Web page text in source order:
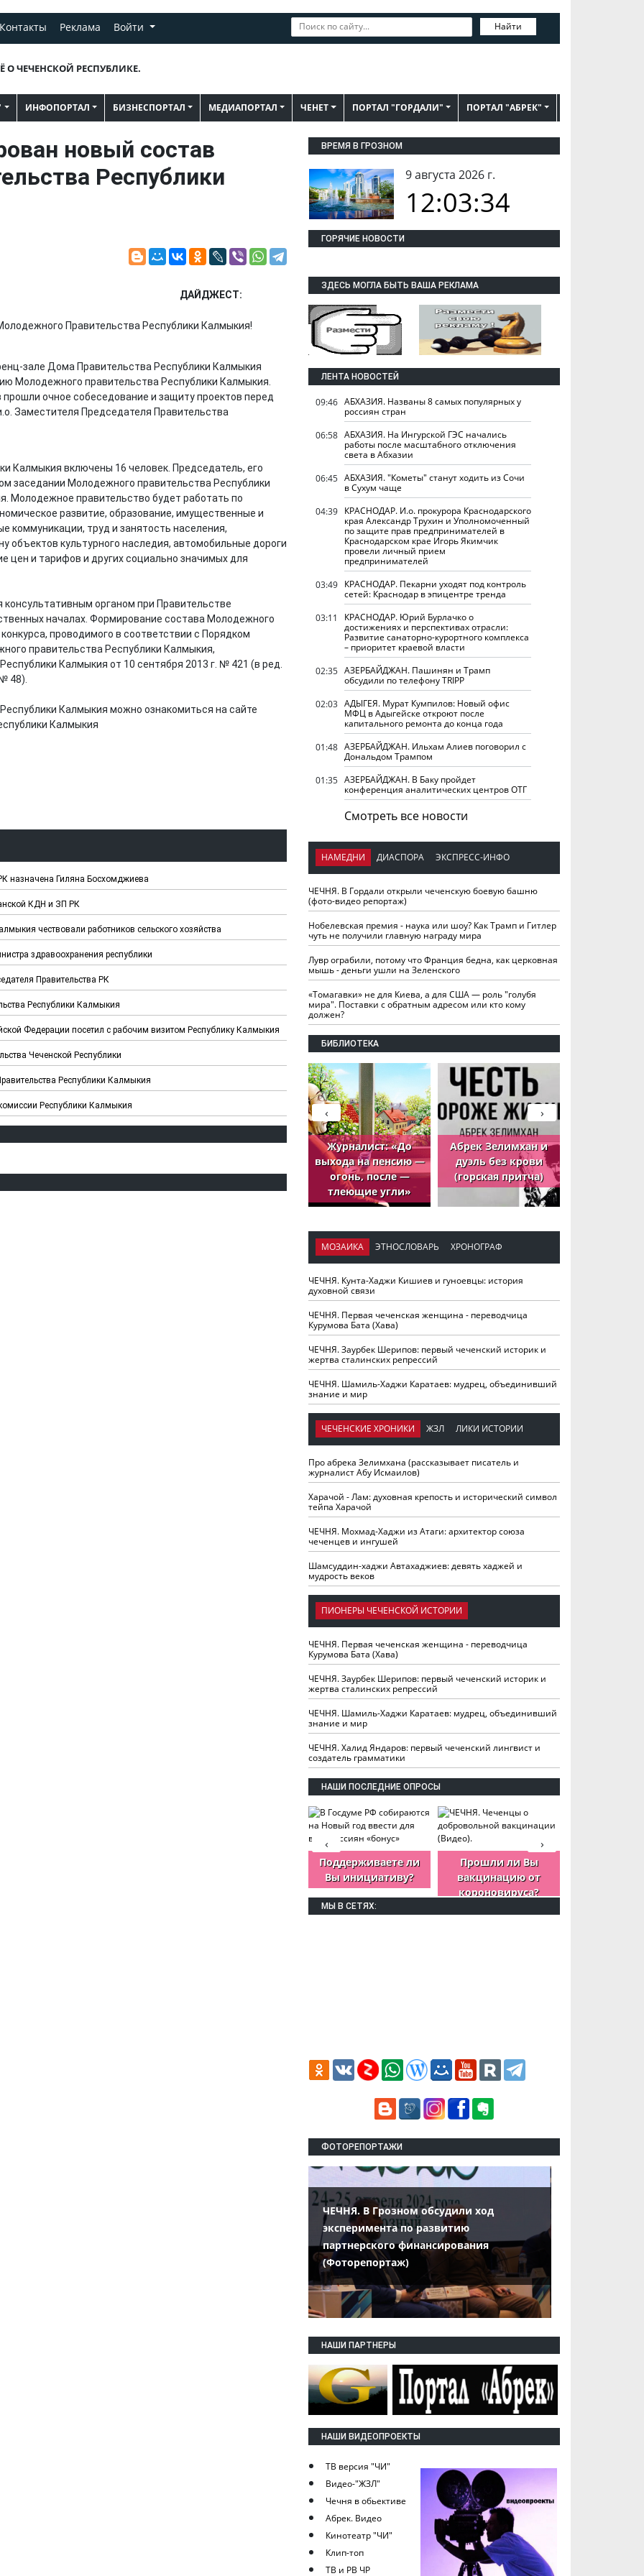
Контакты Реклама Войти Найти
О ЧЕЧЕНСКОЙ РЕСПУБЛИКЕ.
ИНФОПОРТАЛ БИЗНЕСПОРТАЛ МЕДИАПОРТАЛ ЧЕНЕТ ПОРТАЛ "ГОРДАЛИ" ПОРТАЛ "АБРЕК"
новый состав
Республики
ДАЙДЖЕСТ:
зале Дома Правительства Республики Калмыкия
Молодежного правительства Республики Калмыкия.
очное собеседование и защиту проектов перед
Заместителя Председателя Правительства
Калмыкия включены 16 человек. Председатель, его
заседании Молодежного правительства Республики
Молодежное правительство будет работать по
развитие, образование, имущественные и
труд и занятость населения,
объектов культурного наследия, автомобильные дороги
цен и тарифов и других социально значимых для
органом при Правительстве
началах. Формирование состава Молодежного
проводимого в соответствии с Порядком
правительства Республики Калмыкия,
Калмыкия от 10 сентября 2013 г. № 421 (в ред.
48).
Калмыкия можно ознакомиться на сайте
Калмыкия
назначена Гиляна Босхомджиева
КДН и ЗП РК
чествовали работников сельского хозяйства
здравоохранения республики
Правительства РК
Республики Калмыкия
Федерации посетил с рабочим визитом Республику Калмыкия
Чеченской Республики
Республики Калмыкия
Республики Калмыкия
ВРЕМЯ В ГРОЗНОМ
9 августа 2026 г.
12:03:35
ГОРЯЧИЕ НОВОСТИ
ЗДЕСЬ МОГЛА БЫТЬ ВАША РЕКЛАМА
ЛЕНТА НОВОСТЕЙ
09:46 АБХАЗИЯ. Названы 8 самых популярных у
россиян стран
06:58 АБХАЗИЯ. На Ингурской ГЭС начались
работы после масштабного отключения
света в Абхазии
06:45 АБХАЗИЯ. "Кометы" станут ходить из Сочи
в Сухум чаще
04:39 КРАСНОДАР. И.о. прокурора Краснодарского
края Александр Трухин и Уполномоченный
по защите прав предпринимателей в
Краснодарском крае Игорь Якимчик
провели личный прием
предпринимателей
03:49 КРАСНОДАР. Пекарни уходят под контроль
сетей: Краснодар в эпицентре тренда
03:11
КРАСНОДАР. Юрий Бурлачко о
достижениях и перспективах отрасли:
Развитие санаторно-курортного комплекса
– приоритет краевой власти
02:35 АЗЕРБАЙДЖАН. Пашинян и Трамп
обсудили по телефону TRIPP
02:03 АДЫГЕЯ. Мурат Кумпилов: Новый офис
МФЦ в Адыгейске откроют после
капитального ремонта до конца года
01:48 АЗЕРБАЙДЖАН. Ильхам Алиев поговорил с
Дональдом Трампом
01:35 АЗЕРБАЙДЖАН. В Баку пройдет
конференция аналитических центров ОТГ
Смотреть все новости
НАМЕДНИ ДИАСПОРА ЭКСПРЕСС-ИНФО
ЧЕЧНЯ. В Гордали открыли чеченскую боевую башню
(фото-видео репортаж)
Нобелевская премия - наука или шоу? Как Трамп и Гитлер
чуть не получили главную награду мира
Лувр ограбили, потому что Франция бедна, как церковная
мышь - деньги ушли на Зеленского
«Томагавки» не для Киева, а для США — роль "голубя
мира". Поставки с обратным адресом или кто кому
должен?
БИБЛИОТЕКА
ЧЕЧНЯ. Обарг Варин
ЧЕЧНЯ. Хьаьжин
Журналист: «До
выхода на пенсию —
огонь, после —
тлеющие угли»
Абрек Зелимхан и
дуэль без крови
(горская притча)
›
‹
МОЗАИКА ЭТНОСЛОВАРЬ ХРОНОГРАФ
ЧЕЧНЯ. Кунта-Хаджи Кишиев и гуноевцы: история
духовной связи
ЧЕЧНЯ. Первая чеченская женщина - переводчица
Курумова Бата (Хава)
ЧЕЧНЯ. Заурбек Шерипов: первый чеченский историк и
жертва сталинских репрессий
ЧЕЧНЯ. Шамиль-Хаджи Каратаев: мудрец, объединивший
знание и мир
ЧЕЧЕНСКИЕ ХРОНИКИ ЖЗЛ ЛИКИ ИСТОРИИ
Про абрека Зелимхана (рассказывает писатель и
журналист Абу Исмаилов)
Харачой - Лам: духовная крепость и исторический символ
тейпа Харачой
ЧЕЧНЯ. Мохмад-Хаджи из Атаги: архитектор союза
чеченцев и ингушей
Шамсуддин-хаджи Автахаджиев: девять хаджей и
мудрость веков
ПИОНЕРЫ ЧЕЧЕНСКОЙ ИСТОРИИ
ЧЕЧНЯ. Первая чеченская женщина - переводчица
Курумова Бата (Хава)
ЧЕЧНЯ. Заурбек Шерипов: первый чеченский историк и
жертва сталинских репрессий
ЧЕЧНЯ. Шамиль-Хаджи Каратаев: мудрец, объединивший
знание и мир
ЧЕЧНЯ. Халид Яндаров: первый чеченский лингвист и
создатель грамматики
НАШИ ПОСЛЕДНИЕ ОПРОСЫ
Поддерживаете ли
Вы инициативу?
Прошли ли Вы
вакцинацию от
короновируса?
›
‹
МЫ В СЕТЯХ:
ФОТОРЕПОРТАЖИ
ЧЕЧНЯ. В Грозном обсудили ход
эксперимента по развитию
партнерского финансирования
(Фоторепортаж)
НАШИ ПАРТНЕРЫ
НАШИ ВИДЕОПРОЕКТЫ
ТВ версия "ЧИ"
Видео-"ЖЗЛ"
Чечня в обьективе
Абрек. Видео
Кинотеатр "ЧИ"
Клип-топ
ТВ и РВ ЧР